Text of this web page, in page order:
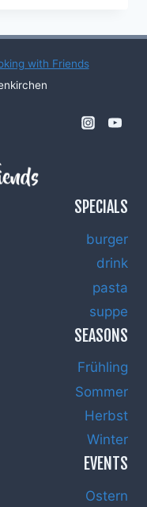
with Friends
SPECIALS
burger
drink
pasta
suppe
SEASONS
Frühling
Sommer
Herbst
Winter
EVENTS
Ostern